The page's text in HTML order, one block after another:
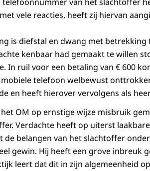
vele reacties, heeft zij hiervan
is diefstal en dwang met
kenbaar had gemaakt te willen
In ruil voor een betaling van € 600
telefoon welbewust
en heeft hierover vervolgens als
OM op ernstige wijze misbruik
Verdachte heeft op uiterst
de belangen van het slachtoffer
gewin. Hij heeft een grove inbreuk
leert dat dit in zijn algemeenheid